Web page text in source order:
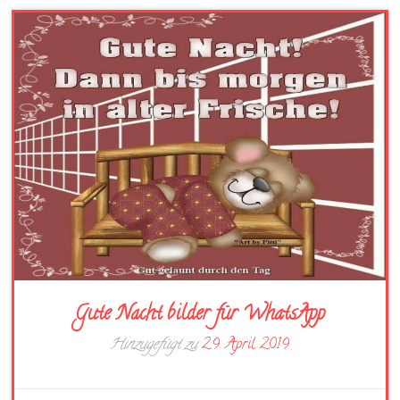
Gute Nacht bilder für WhatsApp
Hinzugefügt zu29. April 2019